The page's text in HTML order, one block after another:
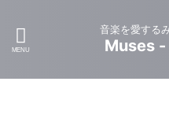
音楽を愛する
Muses -